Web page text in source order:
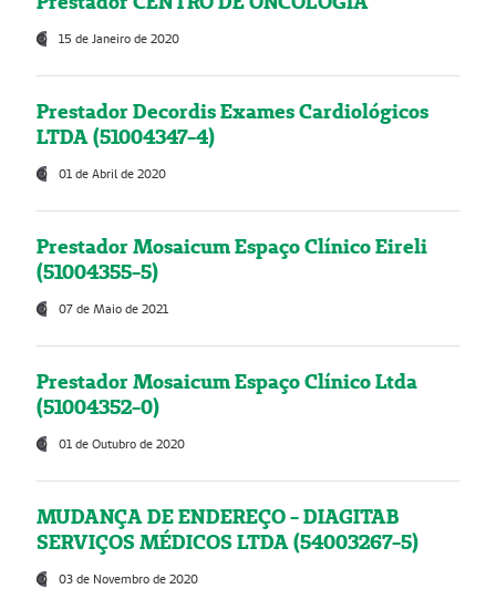
15 de Janeiro de 2020
Prestador Decordis Exames Cardiológicos
LTDA (51004347-4)
01 de Abril de 2020
Prestador Mosaicum Espaço Clínico Eireli
(51004355-5)
07 de Maio de 2021
Prestador Mosaicum Espaço Clínico Ltda
(51004352-0)
01 de Outubro de 2020
MUDANÇA DE ENDEREÇO - DIAGITAB
SERVIÇOS MÉDICOS LTDA (54003267-5)
03 de Novembro de 2020